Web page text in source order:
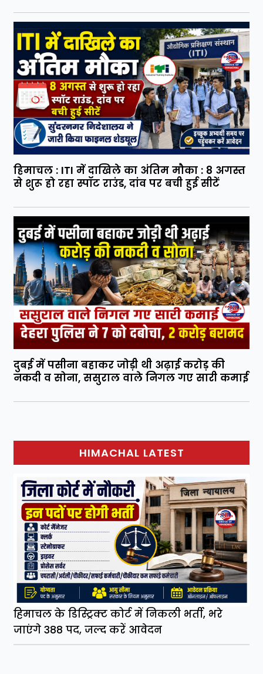
हिमाचल : ITI में दाखिले का अंतिम मौका : 8 अगस्त
से शुरू हो रहा स्पॉट राउंड, दांव पर बची हुई सीटें
दुबई में पसीना बहाकर जोड़ी थी अढ़ाई करोड़ की
नकदी व सोना, ससुराल वाले निगल गए सारी कमाई
HIMACHAL LATEST
हिमाचल के डिस्ट्रिक्ट कोर्ट में निकली भर्ती, भरे
जाएंगे 388 पद, जल्द करें आवेदन